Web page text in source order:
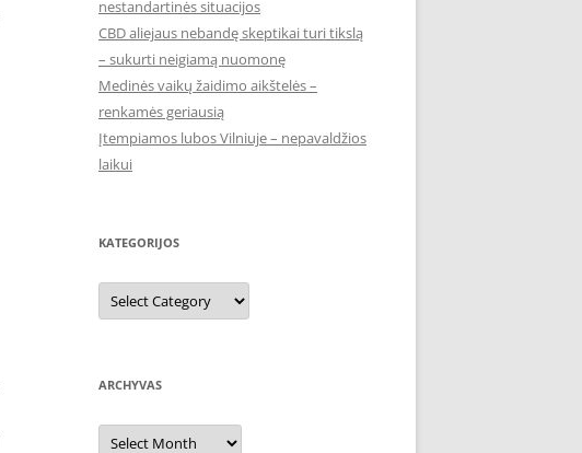
nestandartinės situacijos
CBD aliejaus nebandę skeptikai turi tikslą
– sukurti neigiamą nuomonę
Medinės vaikų žaidimo aikštelės –
renkamės geriausią
Įtempiamos lubos Vilniuje – nepavaldžios
laikui
KATEGORIJOS
Kategorijos
ARCHYVAS
Archyvas